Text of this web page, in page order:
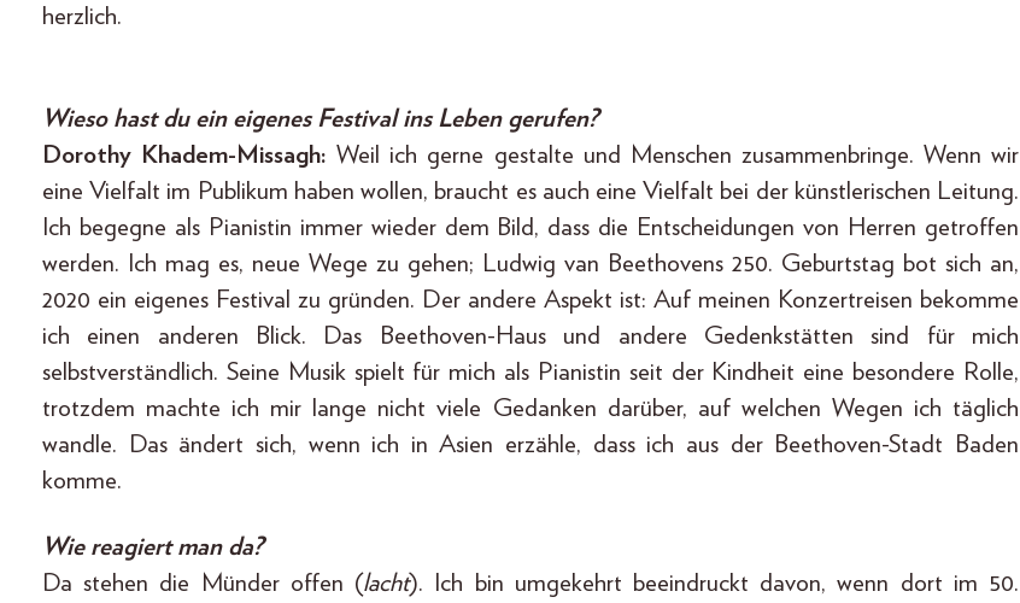
herzlich.
Wieso hast du ein eigenes Festival ins Leben gerufen?
Dorothy Khadem-Missagh: Weil ich gerne gestalte und Menschen zusammenbringe. Wenn wir
eine Vielfalt im Publikum haben wollen, braucht es auch eine Vielfalt bei der künstlerischen Leitung.
Ich begegne als Pianistin immer wieder dem Bild, dass die Entscheidungen von Herren getroffen
werden. Ich mag es, neue Wege zu gehen; Ludwig van Beethovens 250. Geburtstag bot sich an,
2020 ein eigenes Festival zu gründen. Der andere Aspekt ist: Auf meinen Konzertreisen bekomme
ich einen anderen Blick. Das Beethoven-Haus und andere Gedenkstätten sind für mich
selbstverständlich. Seine Musik spielt für mich als Pianistin seit der Kindheit eine besondere Rolle,
trotzdem machte ich mir lange nicht viele Gedanken darüber, auf welchen Wegen ich täglich
wandle. Das ändert sich, wenn ich in Asien erzähle, dass ich aus der Beethoven-Stadt Baden
komme.
Wie reagiert man da?
Da stehen die Münder offen (lacht). Ich bin umgekehrt beeindruckt davon, wenn dort im 50.